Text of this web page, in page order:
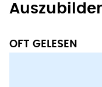
OFT GELESEN